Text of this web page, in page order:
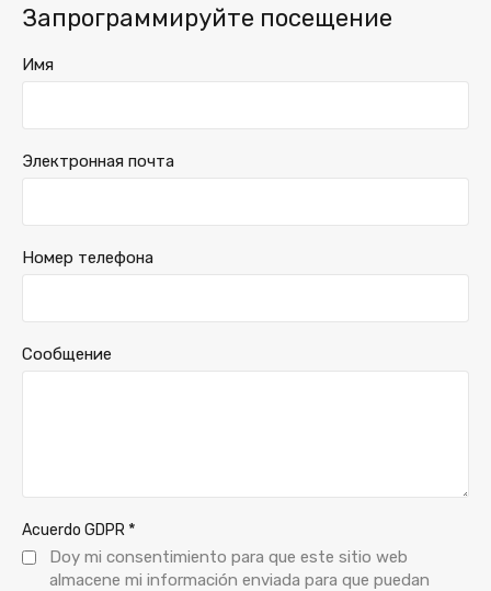
Запрограммируйте посещение
Имя
Электронная почта
Номер телефона
Сообщение
Acuerdo GDPR *
Doy mi consentimiento para que este sitio web
almacene mi información enviada para que puedan